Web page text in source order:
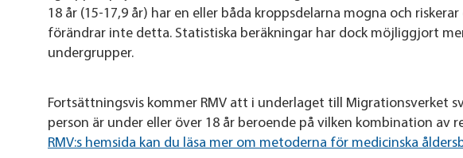
18 år (15-17,9 år) har en eller båda kroppsdelarna mogna och
förändrar inte detta. Statistiska beräkningar har dock möjliggjort
undergrupper.
Fortsättningsvis kommer RMV att i underlaget till Migrationsverket
person är under eller över 18 år beroende på vilken kombination av
RMV:s hemsida kan du läsa mer om metoderna för medicinska